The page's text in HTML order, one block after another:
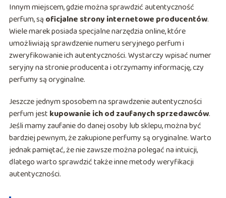
Innym miejscem, gdzie można sprawdzić autentyczność
perfum, są oficjalne strony internetowe producentów.
Wiele marek posiada specjalne narzędzia online, które
umożliwiają sprawdzenie numeru seryjnego perfum i
zweryfikowanie ich autentyczności. Wystarczy wpisać numer
seryjny na stronie producenta i otrzymamy informację, czy
perfumy są oryginalne.
Jeszcze jednym sposobem na sprawdzenie autentyczności
perfum jest kupowanie ich od zaufanych sprzedawców.
Jeśli mamy zaufanie do danej osoby lub sklepu, można być
bardziej pewnym, że zakupione perfumy są oryginalne. Warto
jednak pamiętać, że nie zawsze można polegać na intuicji,
dlatego warto sprawdzić także inne metody weryfikacji
autentyczności.